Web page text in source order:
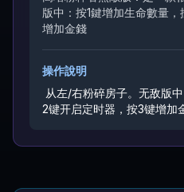
版中：按1鍵增加生命數量
增加金錢
操作說明
从左/右粉碎房子。 无敌版
2键开启定时器，按3键增加